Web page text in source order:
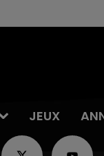
JEUX